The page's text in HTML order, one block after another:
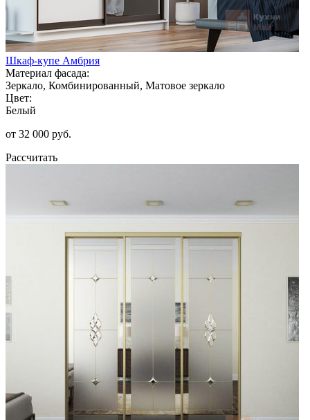
Шкаф-купе Амбрия
Материал фасада:
Зеркало, Комбинированный, Матовое зеркало
Цвет:
Белый
от 32 000 руб.
Рассчитать